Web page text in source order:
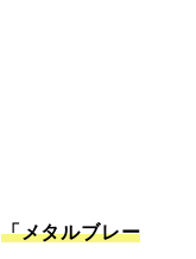
「メタルブレー